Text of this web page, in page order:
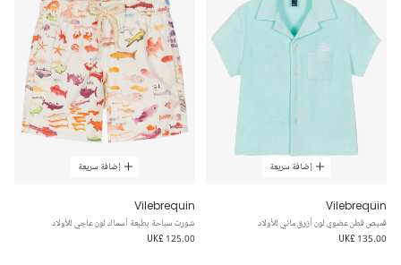
إضافة سريعة
Vilebrequin
قميص قطن عضوي لون أزرق مائي للأولاد
UK£ 135.00
إضافة سريعة
Vilebrequin
شورت سباحة بطبعة أسماك لون عاجي للأولاد
UK£ 125.00